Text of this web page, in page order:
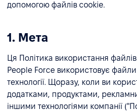
допомогою файлів cookie.
1. Мета
Ця Політика використання
People Force використовує файли
технології. Щоразу, коли ви
додатками, продуктами,
іншими технологіями компанії